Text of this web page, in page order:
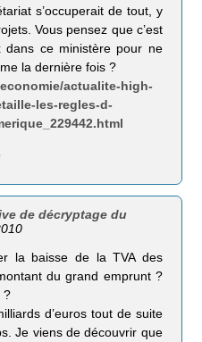
s’occuperait de tout, y
Vous pensez que c’est
dans ce ministère pour ne
la dernière fois ?
actualite-high-
les-regles-d-
de décryptage du
la baisse de la TVA des
du grand emprunt ?
?
d’euros tout de suite
Je viens de découvrir que